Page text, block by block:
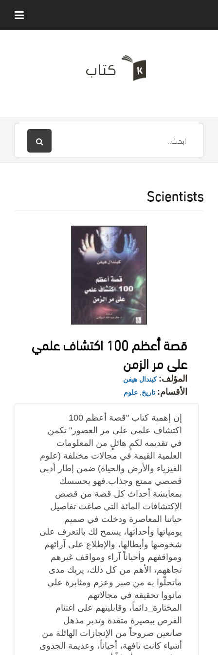
Scientists
قصة أعظم 100 اكتشاف علمي
على مر الزمن
المؤلف: كيندال هيفن
الأقسام: تاريخ علوم
إن إهمية كتاب "قصة أعظم 100
اكتشاف علمى على مر العصور" تكمن
في تقديمه لكمٍ هائلٍ من المعلومات
العلمية القيمة في مجالات مختلفة (علوم
الفيزياء والأرض والحياة) ضمن إطار أدبي
قصصي ممتع وجذاب.فهو يحسسك
بمعايشة أحداث كل قصة من قصص
الإكتشافات المائة التي صاغت تفاصيل
حياتنا المعاصرة ودخلت في صميم
يومياتها وأحداثها، يسمح لك بالتعرف على
شخوصها وأبطالها، والإطلاع على آرائهم
ومواقفهم وأحياناً آراء ومواقف غيرهم
تجاههم، الأهم من كل ذلك، يريك مدى
ماتحلّوا به من صبر وعزم ومثابرة على
مانووا تحقيقه في مجالاتهم
المختارة_دائماً، وقابليتهم على اغتنام
الفرص ببصيرة متقدة وتدبر مذهل
صانعين صروحاً من الإنجازات الهائلة من
أشياء كانت تافهة، أحياناً، وعديمة الجدوى